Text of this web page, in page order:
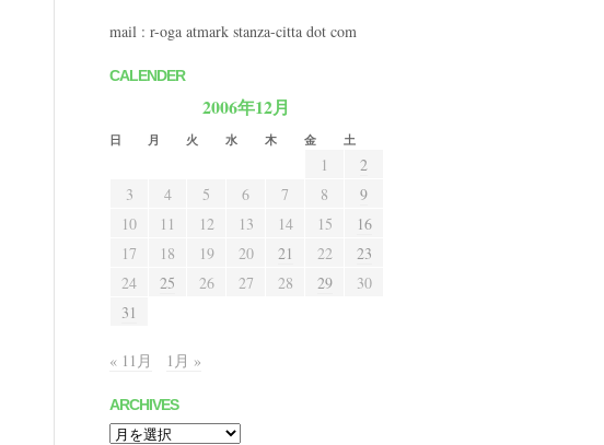
mail : r-oga atmark stanza-citta dot com
CALENDER
2006年12月
日 月 火 水 木 金 土
1
2
3
4 5 6 7 8
9
10
11 12 13 14 15
16
17
18 19 20 21 22
23
24
25 26 27 28 29
30
31
« 11月 1月 »
ARCHIVES
Archives